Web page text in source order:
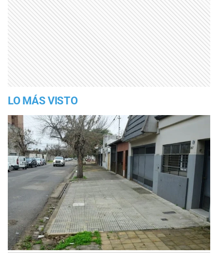
LO MÁS VISTO